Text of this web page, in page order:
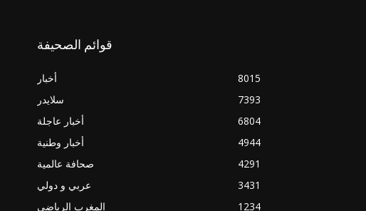
قوائم الصحيفة
أخبار
8015
سلايدر
7393
أخبار عاجلة
6804
أخبار وطنية
4944
صحافة عالمية
4291
عربي و دولي
3431
المغرب الرياضي
1234